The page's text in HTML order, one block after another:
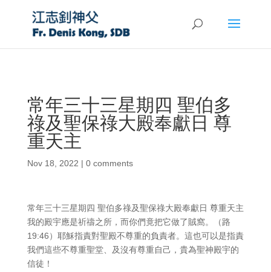
常年三十三星期四 聖伯多
祿及聖保祿大殿奉獻日 尊
重天主
Nov 18, 2022 | 0 comments
常年三十三星期四 聖伯多祿及聖保祿大殿奉獻日 尊重天主
我的殿宇應是祈禱之所，而你們竟把它做了賊窩。（路
19:46）耶穌指責對聖殿不尊重的負責者。這也可以是指責
我們這些不尊重聖堂、及沒有尊重自己，貴為聖神殿宇的
信徒！